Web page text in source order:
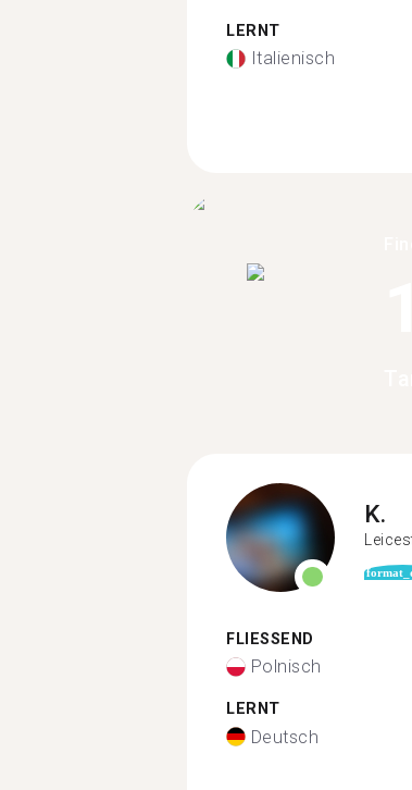
LERNT
Italienisch
K.
FLIESSEND
Polnisch
LERNT
Deutsch